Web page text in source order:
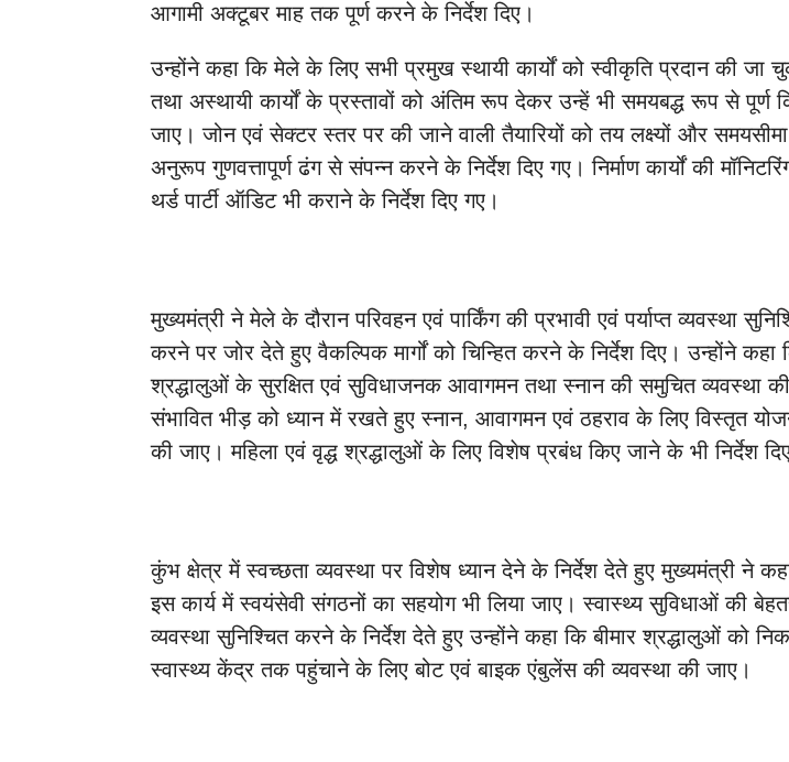
आगामी अक्टूबर माह तक पूर्ण करने के निर्देश दिए।
उन्होंने कहा कि मेले के लिए सभी प्रमुख स्थायी कार्यों को स्वीकृति प्रदान की जा
तथा अस्थायी कार्यों के प्रस्तावों को अंतिम रूप देकर उन्हें भी समयबद्ध रूप से पूर्ण
जाए। जोन एवं सेक्टर स्तर पर की जाने वाली तैयारियों को तय लक्ष्यों और
अनुरूप गुणवत्तापूर्ण ढंग से संपन्न करने के निर्देश दिए गए। निर्माण कार्यों की
थर्ड पार्टी ऑडिट भी कराने के निर्देश दिए गए।
मुख्यमंत्री ने मेले के दौरान परिवहन एवं पार्किंग की प्रभावी एवं पर्याप्त व्यवस्था
करने पर जोर देते हुए वैकल्पिक मार्गों को चिन्हित करने के निर्देश दिए। उन्होंने कहा
श्रद्धालुओं के सुरक्षित एवं सुविधाजनक आवागमन तथा स्नान की समुचित व्यवस्था
संभावित भीड़ को ध्यान में रखते हुए स्नान, आवागमन एवं ठहराव के लिए विस्तृत
की जाए। महिला एवं वृद्ध श्रद्धालुओं के लिए विशेष प्रबंध किए जाने के भी निर्देश
कुंभ क्षेत्र में स्वच्छता व्यवस्था पर विशेष ध्यान देने के निर्देश देते हुए मुख्यमंत्री ने
इस कार्य में स्वयंसेवी संगठनों का सहयोग भी लिया जाए। स्वास्थ्य सुविधाओं की
व्यवस्था सुनिश्चित करने के निर्देश देते हुए उन्होंने कहा कि बीमार श्रद्धालुओं को
स्वास्थ्य केंद्र तक पहुंचाने के लिए बोट एवं बाइक एंबुलेंस की व्यवस्था की जाए।